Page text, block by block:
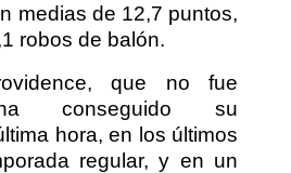
medias de 12,7 puntos,
robos de balón.
que no fue
conseguido su
hora, en los últimos
regular, y en un